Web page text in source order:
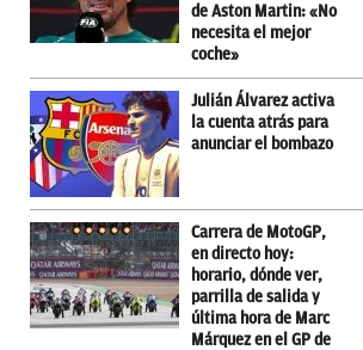
de Aston Martin: «No
necesita el mejor
coche»
Julián Álvarez activa
la cuenta atrás para
anunciar el bombazo
Carrera de MotoGP,
en directo hoy:
horario, dónde ver,
parrilla de salida y
última hora de Marc
Márquez en el GP de